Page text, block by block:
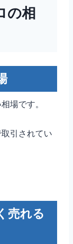
の相
場です。
引されてい
売れる